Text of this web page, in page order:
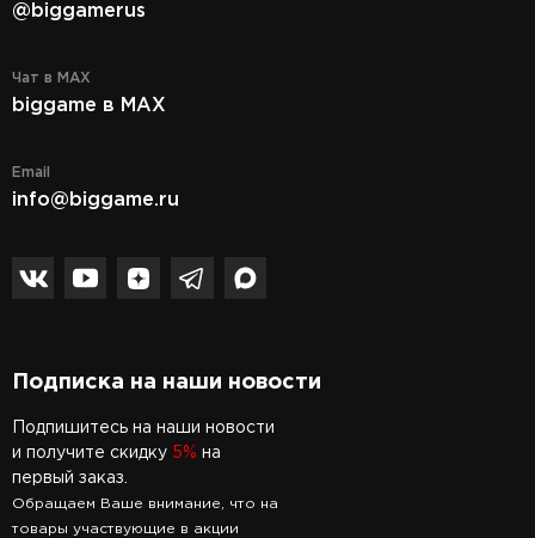
@biggamerus
Чат в MAX
biggame в MAX
Email
info@biggame.ru
Подписка на наши новости
Подпишитесь на наши новости
и получите скидку 5% на
первый заказ.
Обращаем Ваше внимание, что на
товары участвующие в акции